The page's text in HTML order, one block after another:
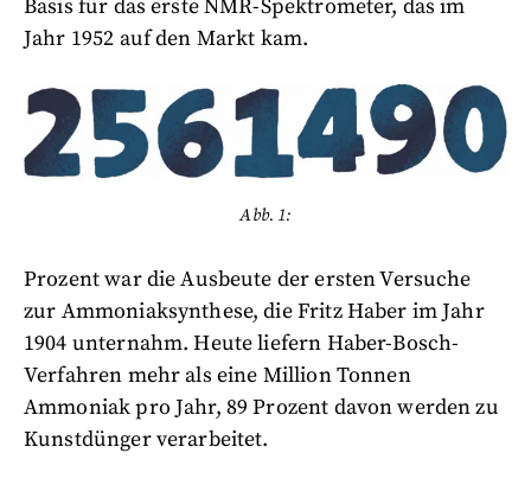
Basis für das erste NMR-Spektrometer, das im
Jahr 1952 auf den Markt kam.
Abb. 1:
Prozent war die Ausbeute der ersten Versuche
zur Ammoniaksynthese, die Fritz Haber im Jahr
1904 unternahm. Heute liefern Haber-Bosch-
Verfahren mehr als eine Million Tonnen
Ammoniak pro Jahr, 89 Prozent davon werden zu
Kunstdünger verarbeitet.